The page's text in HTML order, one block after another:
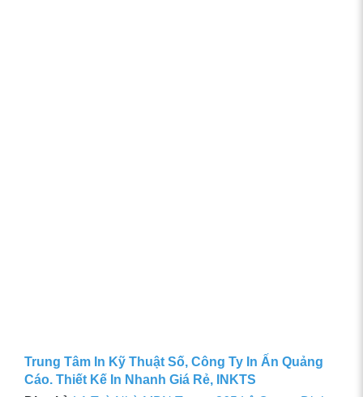
Trung Tâm In Kỹ Thuật Số, Công Ty In Ấn Quảng
Cáo. Thiết Kế In Nhanh Giá Rẻ, INKTS